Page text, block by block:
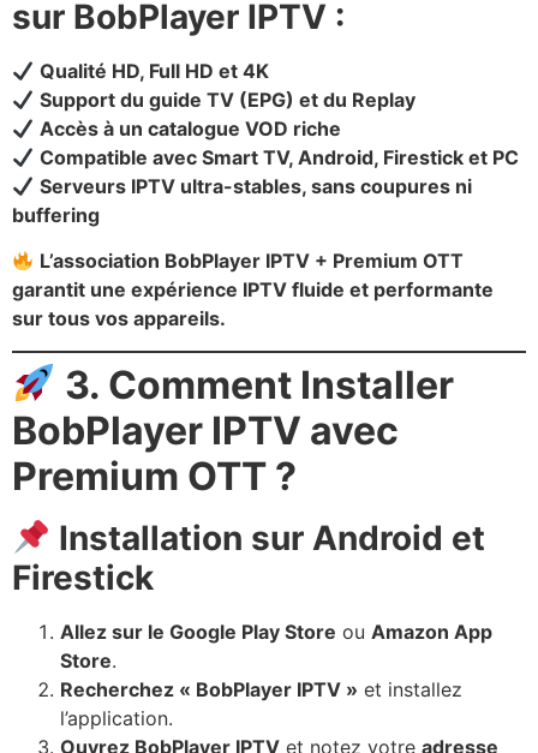
sur BobPlayer IPTV :
Qualité HD, Full HD et 4K
Support du guide TV (EPG) et du Replay
Accès à un catalogue VOD riche
Compatible avec Smart TV, Android, Firestick et PC
Serveurs IPTV ultra-stables, sans coupures ni
buffering
L’association BobPlayer IPTV + Premium OTT
garantit une expérience IPTV fluide et performante
sur tous vos appareils.
3. Comment Installer
BobPlayer IPTV avec
Premium OTT ?
Installation sur Android et
Firestick
Allez sur le Google Play Store ou Amazon App
Store.
Recherchez « BobPlayer IPTV » et installez
l’application.
Ouvrez BobPlayer IPTV et notez votre adresse